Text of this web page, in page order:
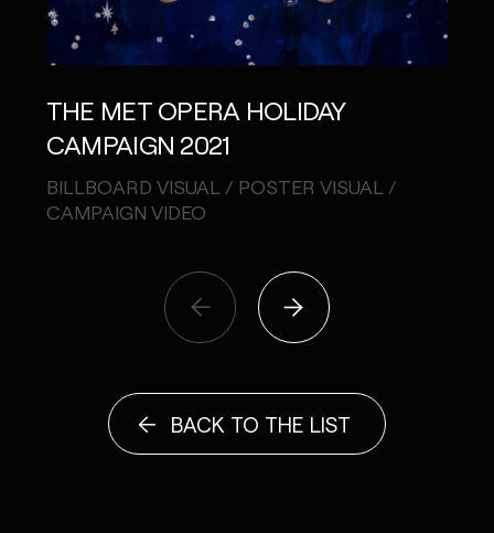
THE MET OPERA HOLIDAY
CAMPAIGN 2021
BILLBOARD VISUAL / POSTER VISUAL /
CAMPAIGN VIDEO
BACK TO THE LIST